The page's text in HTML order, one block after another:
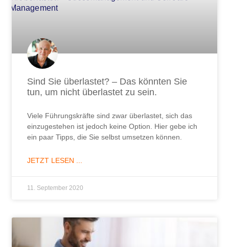
Sind Sie überlastet? – Das könnten Sie
tun, um nicht überlastet zu sein.
Viele Führungskräfte sind zwar überlastet, sich das
einzugestehen ist jedoch keine Option. Hier gebe ich
ein paar Tipps, die Sie selbst umsetzen können.
JETZT LESEN ...
11. September 2020